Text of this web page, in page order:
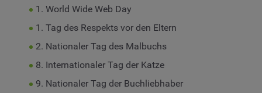
1. World Wide Web Day
1. Tag des Respekts vor den Eltern
2. Nationaler Tag des Malbuchs
8. Internationaler Tag der Katze
9. Nationaler Tag der Buchliebhaber